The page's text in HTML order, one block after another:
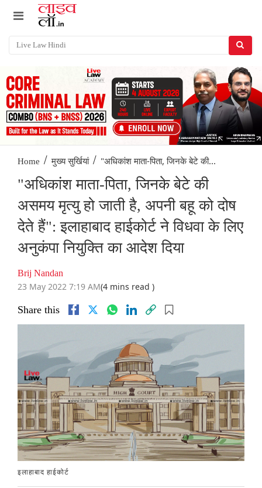
Home / मुख्य सुर्खियां / "अधिकांश माता-पिता, जिनके बेटे की...
"अधिकांश माता-पिता, जिनके बेटे की
असमय मृत्यु हो जाती है, अपनी बहू को दोष
देते हैं": इलाहाबाद हाईकोर्ट ने विधवा के लिए
अनुकंपा नियुक्ति का आदेश दिया
Brij Nandan
23 May 2022 7:19 AM(4 mins read )
Share this
इलाहाबाद हाईकोर्ट